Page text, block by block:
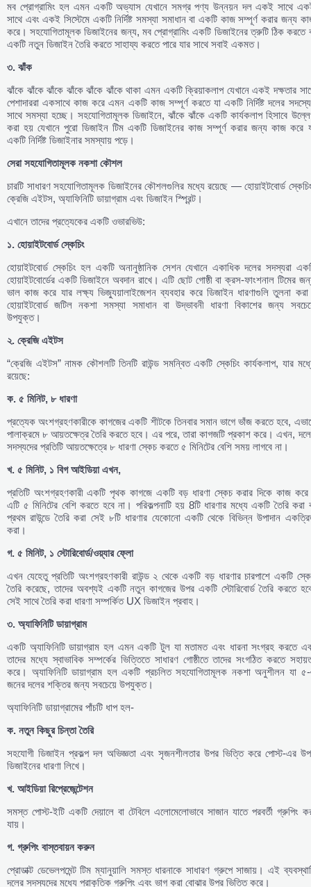
মব প্রোগ্রামিং হল এমন একটি অভ্যাস যেখানে সমগ্র পণ্য উন্নয়ন দল একই সাথে
সাথে এবং একই সিস্টেমে একটি নির্দিষ্ট সমস্যা সমাধান বা একটি কাজ সম্পূর্ণ করার জন্য
করে। সহযোগিতামূলক ডিজাইনের জন্য, মব প্রোগ্রামিং একটি ডিজাইনের ত্রুটি ঠিক করতে
একটি নতুন ডিজাইন তৈরি করতে সাহায্য করতে পারে যার সাথে সবাই একমত।
৩. ঝাঁক
ঝাঁকে ঝাঁকে ঝাঁকে ঝাঁকে ঝাঁকে ঝাঁকে থাকা এমন একটি ক্রিয়াকলাপ যেখানে একই দক্ষতার
পেশাদাররা একসাথে কাজ করে এমন একটি কাজ সম্পূর্ণ করতে যা একটি নির্দিষ্ট দলের
সাথে সমস্যা হচ্ছে। সহযোগিতামূলক ডিজাইনে, ঝাঁকে ঝাঁকে একটি কার্যকলাপ হিসাবে
করা হয় যেখানে পুরো ডিজাইন টিম একটি ডিজাইনের কাজ সম্পূর্ণ করার জন্য কাজ করে
একটি নির্দিষ্ট ডিজাইনার সমস্যায় পড়ে।
সেরা সহযোগিতামূলক নকশা কৌশল
চারটি সাধারণ সহযোগিতামূলক ডিজাইনের কৌশলগুলির মধ্যে রয়েছে — হোয়াইটবোর্ড
ক্রেজি এইটস, অ্যাফিনিটি ডায়াগ্রাম এবং ডিজাইন স্প্রিন্ট।
এখানে তাদের প্রত্যেকের একটি ওভারভিউ:
১. হোয়াইটবোর্ড স্কেচিং
হোয়াইটবোর্ড স্কেচিং হল একটি অনানুষ্ঠানিক সেশন যেখানে একাধিক দলের সদস্যরা
হোয়াইটবোর্ডের একটি ডিজাইনে অবদান রাখে। এটি ছোট গোষ্ঠী বা ক্রস-ফাংশনাল টিমের
ভাল কাজ করে যার লক্ষ্য ভিজ্যুয়ালাইজেশন ব্যবহার করে ডিজাইন ধারণাগুলি তুলনা
হোয়াইটবোর্ড জটিল নকশা সমস্যা সমাধান বা উদ্ভাবনী ধারণা বিকাশের জন্য
উপযুক্ত।
২. ক্রেজি এইটস
“ক্রেজি এইটস” নামক কৌশলটি তিনটি রাউন্ড সমন্বিত একটি স্কেচিং কার্যকলাপ, যার
রয়েছে:
ক. ৫ মিনিট, ৮ ধারণা
প্রত্যেক অংশগ্রহণকারীকে কাগজের একটি শীটকে তিনবার সমান ভাগে ভাঁজ করতে হবে,
পালাক্রমে ৮ আয়তক্ষেত্র তৈরি করতে হবে। এর পরে, তারা কাগজটি প্রকাশ করে। এখন,
সদস্যদের প্রতিটি আয়তক্ষেত্রে ৮ ধারণা স্কেচ করতে ৫ মিনিটের বেশি সময় লাগবে না।
খ. ৫ মিনিট, ১ বিগ আইডিয়া এখন,
প্রতিটি অংশগ্রহণকারী একটি পৃথক কাগজে একটি বড় ধারণা স্কেচ করার দিকে কাজ
এটি ৫ মিনিটের বেশি করতে হবে না। পরিকল্পনাটি হয় 8টি ধারণার মধ্যে একটি তৈরি করা
প্রথম রাউন্ডে তৈরি করা সেই ৮টি ধারণার যেকোনো একটি থেকে বিভিন্ন উপাদান
করা।
গ. ৫ মিনিট, ১ স্টোরিবোর্ড/ওয়্যার ফ্লো
এখন যেহেতু প্রতিটি অংশগ্রহণকারী রাউন্ড ২ থেকে একটি বড় ধারণার চারপাশে একটি
তৈরি করেছে, তাদের অবশ্যই একটি নতুন কাগজের উপর একটি স্টোরিবোর্ড তৈরি করতে
সেই সাথে তৈরি করা ধারণা সম্পর্কিত UX ডিজাইন প্রবাহ।
৩. অ্যাফিনিটি ডায়াগ্রাম
একটি অ্যাফিনিটি ডায়াগ্রাম হল এমন একটি টুল যা মতামত এবং ধারনা সংগ্রহ করতে
তাদের মধ্যে স্বাভাবিক সম্পর্কের ভিত্তিতে সাধারণ গোষ্ঠীতে তাদের সংগঠিত করতে
করে। অ্যাফিনিটি ডায়াগ্রাম হল একটি প্রচলিত সহযোগিতামূলক নকশা অনুশীলন যা
জনের দলের শক্তির জন্য সবচেয়ে উপযুক্ত।
অ্যাফিনিটি ডায়াগ্রামের পাঁচটি ধাপ হল-
ক. নতুন কিছুর চিন্তা তৈরি
সহযোগী ডিজাইন প্রকল্প দল অভিজ্ঞতা এবং সৃজনশীলতার উপর ভিত্তি করে পোস্ট-এর
ডিজাইনের ধারণা লিখে।
খ. আইডিয়া রিপ্রেজেন্টেশন
সমস্ত পোস্ট-ইটি একটি দেয়ালে বা টেবিলে এলোমেলোভাবে সাজান যাতে পরবর্তী গ্রুপিং
যায়।
গ. গ্রুপিং বাস্তবায়ন করুন
প্রোডাক্ট ডেভেলপমেন্ট টিম ম্যানুয়ালি সমস্ত ধারনাকে সাধারণ গ্রুপে সাজায়। এই
দলের সদস্যদের মধ্যে প্রাকৃতিক গ্রুপিং এবং ভাগ করা বোঝার উপর ভিত্তি করে।